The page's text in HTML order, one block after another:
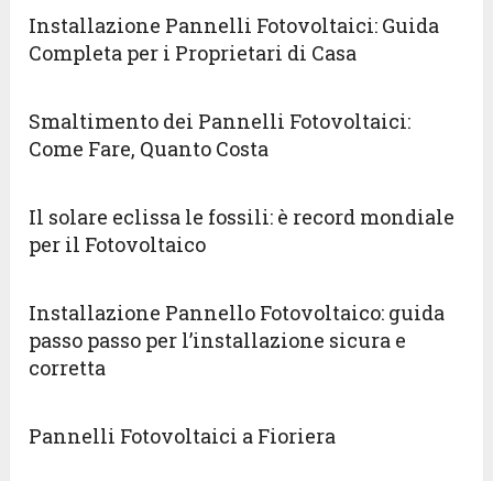
Installazione Pannelli Fotovoltaici: Guida
Completa per i Proprietari di Casa
Smaltimento dei Pannelli Fotovoltaici:
Come Fare, Quanto Costa
Il solare eclissa le fossili: è record mondiale
per il Fotovoltaico
Installazione Pannello Fotovoltaico: guida
passo passo per l’installazione sicura e
corretta
Pannelli Fotovoltaici a Fioriera